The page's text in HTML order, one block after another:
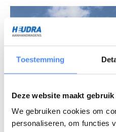
Toestemming
Deze website maakt
We gebruiken cookies om
personaliseren, om functies